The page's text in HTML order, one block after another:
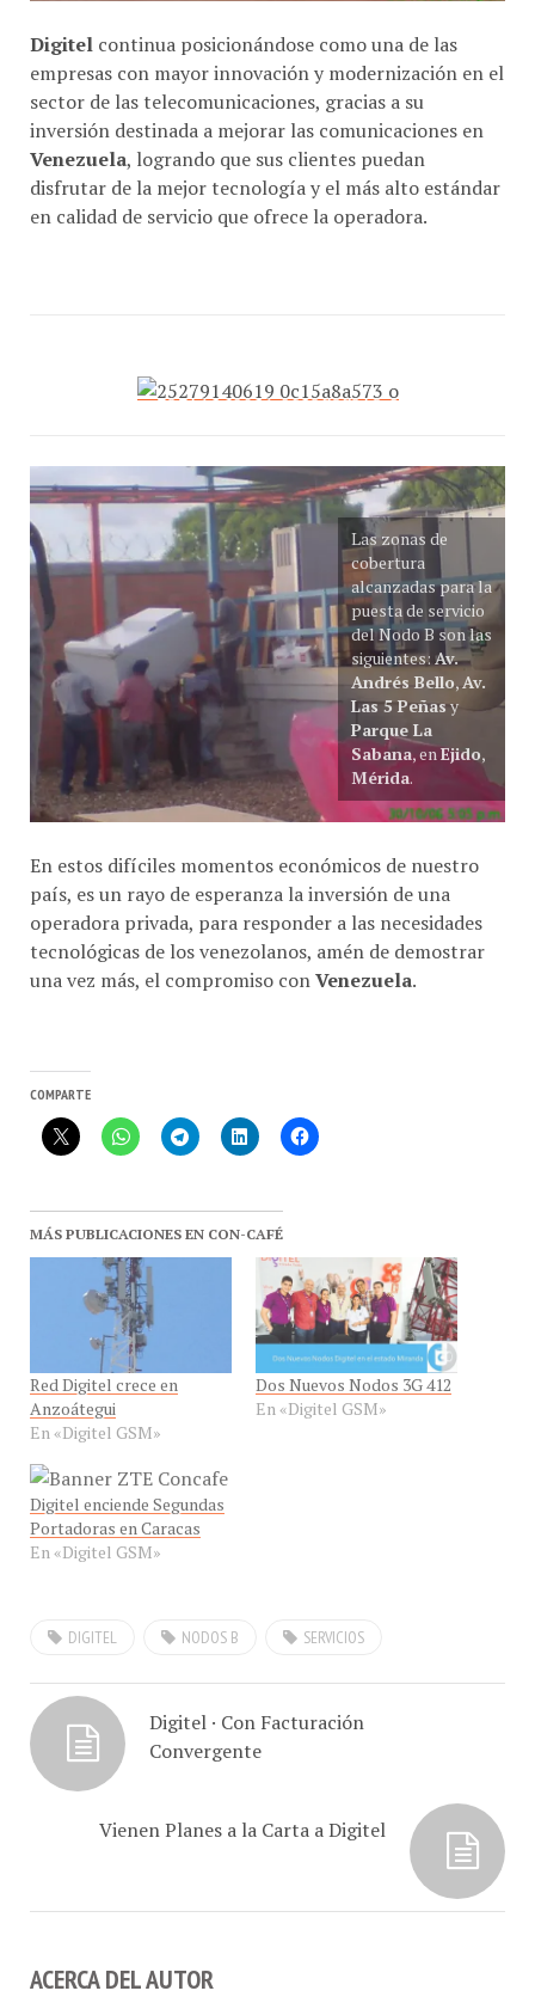
empresas con mayor innovación y modernización en el
sector de las telecomunicaciones, gracias a su
inversión destinada a mejorar las comunicaciones en
Venezuela, logrando que sus clientes puedan
disfrutar de la mejor tecnología y el más alto estándar
en calidad de servicio que ofrece la operadora.
Las zonas de
cobertura
alcanzadas para la
puesta de servicio
del Nodo B son las
siguientes:Av.
Andrés Bello,Av.
Las 5 Peñasy
Parque La
Sabana , en
Mérida.
país, es un rayo de esperanza la inversión de una
operadora privada, para responder a las necesidades
tecnológicas de los venezolanos, amén de demostrar
una vez más, el compromiso con Venezuela.
Red Digitel crece en
Anzoátegui
En «Digitel GSM»
Dos Nuevos Nodos 3G 412
En «Digitel GSM»
Digitel enciende Segundas
Portadoras en Caracas
En «Digitel GSM»
Digitel · Con Facturación
Convergente